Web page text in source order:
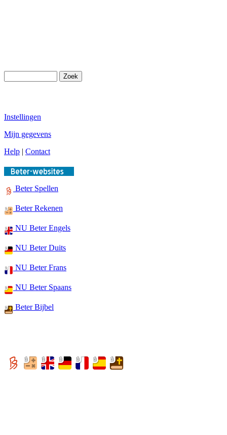
Instellingen
Mijn gegevens
Help | Contact
Beter Spellen
Beter Rekenen
NU Beter Engels
NU Beter Duits
NU Beter Frans
NU Beter Spaans
Beter Bijbel